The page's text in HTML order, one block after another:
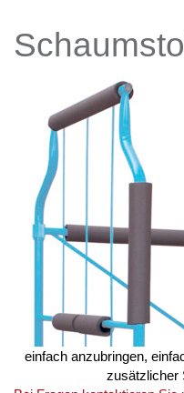
einfach anzubringen,
zusätzlicher